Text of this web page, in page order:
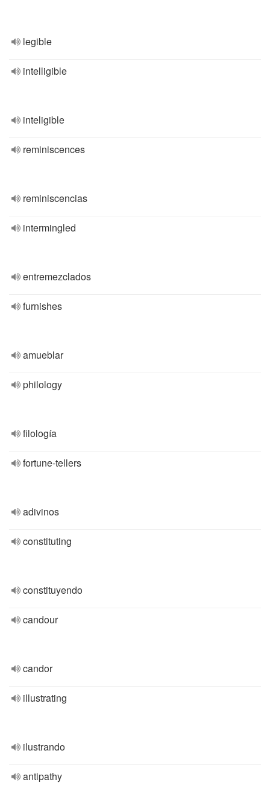
legible
intelligible
inteligible
reminiscences
reminiscencias
intermingled
entremezclados
furnishes
amueblar
philology
filología
fortune-tellers
adivinos
constituting
constituyendo
candour
candor
illustrating
ilustrando
antipathy